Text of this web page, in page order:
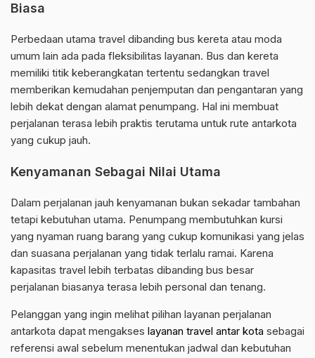
Biasa
Perbedaan utama travel dibanding bus kereta atau moda
umum lain ada pada fleksibilitas layanan. Bus dan kereta
memiliki titik keberangkatan tertentu sedangkan travel
memberikan kemudahan penjemputan dan pengantaran yang
lebih dekat dengan alamat penumpang. Hal ini membuat
perjalanan terasa lebih praktis terutama untuk rute antarkota
yang cukup jauh.
Kenyamanan Sebagai Nilai Utama
Dalam perjalanan jauh kenyamanan bukan sekadar tambahan
tetapi kebutuhan utama. Penumpang membutuhkan kursi
yang nyaman ruang barang yang cukup komunikasi yang jelas
dan suasana perjalanan yang tidak terlalu ramai. Karena
kapasitas travel lebih terbatas dibanding bus besar
perjalanan biasanya terasa lebih personal dan tenang.
Pelanggan yang ingin melihat pilihan layanan perjalanan
antarkota dapat mengakses layanan travel antar kota sebagai
referensi awal sebelum menentukan jadwal dan kebutuhan